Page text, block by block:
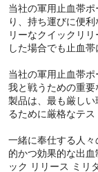
当社の軍用止血帯
り、持ち運びに便
リーなクイックリ
した場合でも止血
当社の軍用止血帯
我と戦うための重
製品は、最も厳し
るために厳格なテス
一緒に奉仕する人
的かつ効果的な出
ック リリース ミリ